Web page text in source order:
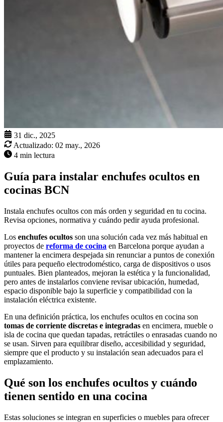
31 dic., 2025
Actualizado: 02 may., 2026
4 min lectura
Guía para instalar enchufes ocultos en
cocinas BCN
Instala enchufes ocultos con más orden y seguridad en tu cocina.
Revisa opciones, normativa y cuándo pedir ayuda profesional.
Los enchufes ocultos son una solución cada vez más habitual en
proyectos de reforma de cocina en Barcelona porque ayudan a
mantener la encimera despejada sin renunciar a puntos de conexión
útiles para pequeño electrodoméstico, carga de dispositivos o usos
puntuales. Bien planteados, mejoran la estética y la funcionalidad,
pero antes de instalarlos conviene revisar ubicación, humedad,
espacio disponible bajo la superficie y compatibilidad con la
instalación eléctrica existente.
En una definición práctica, los enchufes ocultos en cocina son
tomas de corriente discretas e integradas en encimera, mueble o
isla de cocina que quedan tapadas, retráctiles o enrasadas cuando no
se usan. Sirven para equilibrar diseño, accesibilidad y seguridad,
siempre que el producto y su instalación sean adecuados para el
emplazamiento.
Qué son los enchufes ocultos y cuándo
tienen sentido en una cocina
Estas soluciones se integran en superficies o muebles para ofrecer